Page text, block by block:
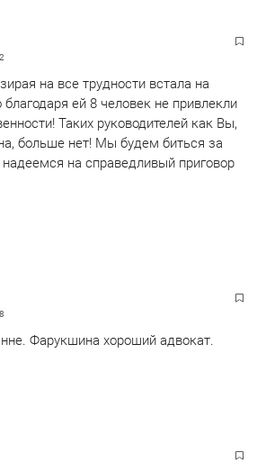
на все трудности встала на
ей 8 человек не привлекли
Таких руководителей как Вы,
больше нет! Мы будем биться за
на справедливый приговор
Фарукшина хороший адвокат.